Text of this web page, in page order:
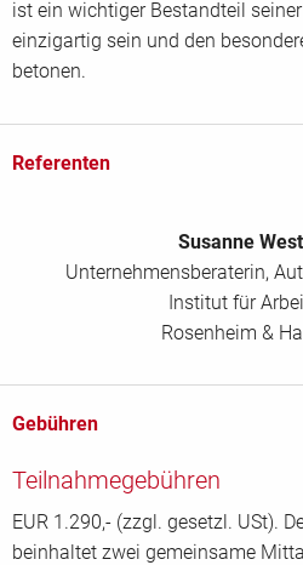
ist ein wichtiger Bestandteil
einzigartig sein und den
betonen.
Referenten
Susanne
Unternehmensberaterin,
Institut für
Rosenheim &
Gebühren
Teilnahmegebühren
EUR 1.290,- (zzgl. gesetzl. USt).
beinhaltet zwei gemeinsame